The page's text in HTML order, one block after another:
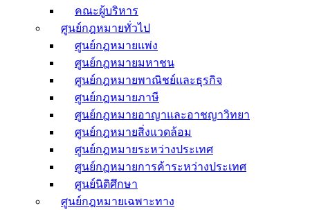
คณะผู้บริหาร
ศูนย์กฎหมายทั่วไป
ศูนย์กฎหมายแพ่ง
ศูนย์กฎหมายมหาชน
ศูนย์กฎหมายพาณิชย์และธุรกิจ
ศูนย์กฎหมายภาษี
ศูนย์กฎหมายอาญาและอาชญาวิทยา
ศูนย์กฎหมายสิ่งแวดล้อม
ศูนย์กฎหมายระหว่างประเทศ
ศูนย์กฎหมายการค้าระหว่างประเทศ
ศูนย์นิติศึกษา
ศูนย์กฎหมายเฉพาะทาง